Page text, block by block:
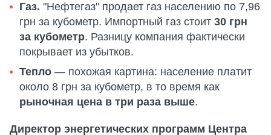
Газ. "Нефтегаз" продает газ населению по 7,96
грн за кубометр. Импортный газ стоит 30 грн
за кубометр. Разницу компания фактически
покрывает из убытков.
Тепло — похожая картина: население платит
около 8 грн за кубометр, в то время как
рыночная цена в три раза выше.
Директор энергетических программ Центра